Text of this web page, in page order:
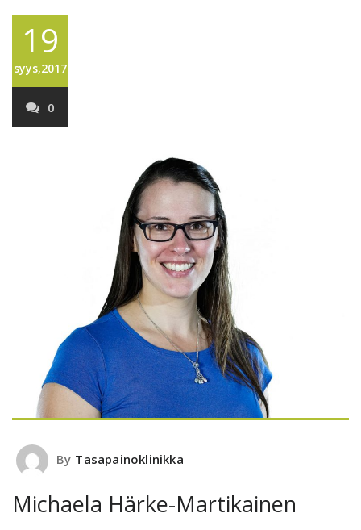
19
syys,2017
0
By Tasapainoklinikka
Michaela Härke-Martikainen